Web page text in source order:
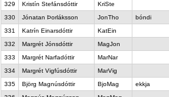
329
Kristín Stefánsdóttir KriSte
330
Jónatan Þorláksson JonTho bóndi
331
Katrín Einarsdóttir KatEin
332
Margrét Jónsdóttir MagJon
333
Margrét Narfadóttir MarNar
334
Margrét Vigfúsdóttir MarVig
335
Björg Magnúsdóttir BjoMag ekkja